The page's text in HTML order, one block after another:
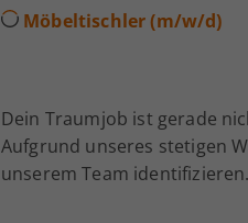
Möbeltischler (m/w/d)
Dein Traumjob ist gerade
Aufgrund unseres stetigen
unserem Team identifizieren.